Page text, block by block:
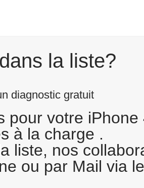
la liste?
diagnostic gratuit
pour votre iPhone
à la charge .
liste, nos
ou par Mail via le